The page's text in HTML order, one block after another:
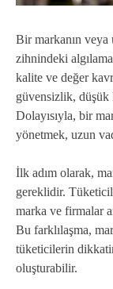
Bir markanın veya
zihnindeki
kalite ve değer
güvensizlik, düşük
Dolayısıyla, bir
yönetmek, uzun
İlk adım olarak,
gereklidir.
marka ve firmalar
Bu farklılaşma,
tüketicilerin
oluşturabilir.